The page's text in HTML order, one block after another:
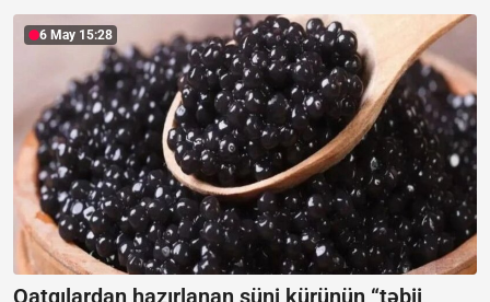
6 May 15:28
Qatqılardan hazırlanan süni kürünün “təbii